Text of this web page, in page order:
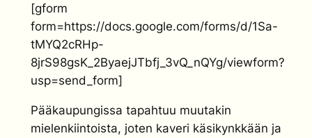
[gform
form=https://docs.google.com/forms/d/1Sa-
tMYQ2cRHp-
8jrS98gsK_2ByaejJTbfj_3vQ_nQYg/viewform?
usp=send_form]
Pääkaupungissa tapahtuu muutakin
mielenkiintoista, joten kaveri käsikynkkään ja